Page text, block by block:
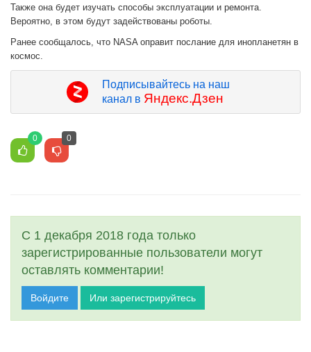
Также она будет изучать способы эксплуатации и ремонта.
Вероятно, в этом будут задействованы роботы.
Ранее сообщалось, что NASA оправит послание для инопланетян в
космос.
Подписывайтесь на наш
канал в Яндекс.Дзен
0 0
С 1 декабря 2018 года только
зарегистрированные пользователи могут
оставлять комментарии!
Войдите Или зарегистрируйтесь